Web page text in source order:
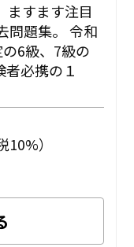
ますます注目
問題集。 令和
6級、7級の
必携の１
）